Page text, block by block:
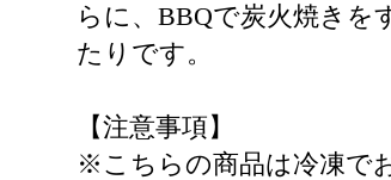
らに、BBQで炭火焼き
たりです。
【注意事項】
※こちらの商品は冷凍で